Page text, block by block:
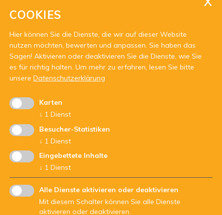
Jugenddienst Unterland
Widumdurchgang 1
39044 Neumarkt
E-Mail:unterland@jugenddienst.it
Öffnungszeiten:
Donnerstag von 8 - 12 Uhr
oder nach telefonischer Vereinbarung
COOKIES
Hier können Sie die Dienste, die wir auf dieser Website
nutzen möchten, bewerten und anpassen. Sie haben das
Sagen! Aktivieren oder deaktivieren Sie die Dienste, wie Sie
es für richtig halten. Um mehr zu erfahren, lesen Sie bitte
unsere Datenschutzerklärung
Karten
↓ 1 Dienst
Besucher-Statistiken
↓ 1 Dienst
Eingebettete Inhalte
↓ 1 Dienst
Alle Dienste aktivieren oder deaktivieren
Mit diesem Schalter können Sie alle Dienste
aktivieren oder deaktivieren.